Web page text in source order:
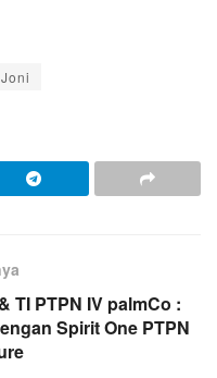
TI PTPN IV palmCo :
Spirit One PTPN